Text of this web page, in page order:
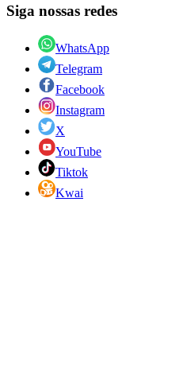
Siga nossas redes
WhatsApp
Telegram
Facebook
Instagram
X
YouTube
Tiktok
Kwai